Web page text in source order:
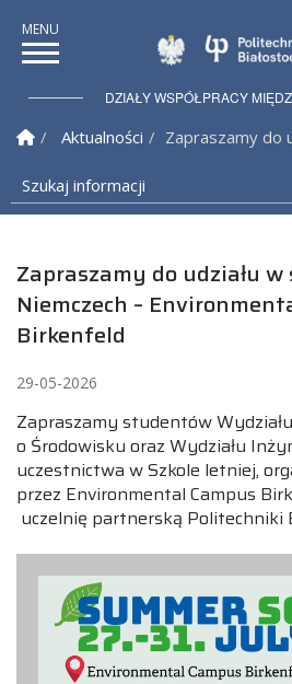
DZIAŁY WSPÓŁPRACY
Strona Główna
Aktualności
Zapraszamy do
Szukaj informacji
Zapraszamy do udziału
Niemczech –
Birkenfeld
29-05-2026
Zapraszamy studentów
o Środowisku oraz Wydziału
uczestnictwa w Szkole letniej,
przez Environmental Campus
uczelnię partnerską Politechniki